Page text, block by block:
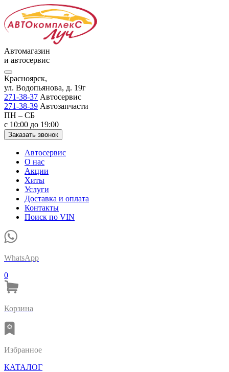
Автомагазин
и автосервис
Красноярск,
ул. Водопьянова, д. 19г
271-38-37 Автосервис
271-38-39 Автозапчасти
ПН – СБ
с 10:00 до 19:00
Заказать звонок
Автосервис
О нас
Акции
Хиты
Услуги
Доставка и оплата
Контакты
Поиск по VIN
WhatsApp
0
Корзина
Избранное
КАТАЛОГ